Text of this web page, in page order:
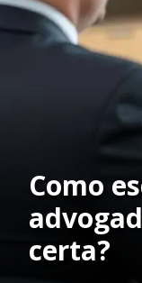
Como
certa?